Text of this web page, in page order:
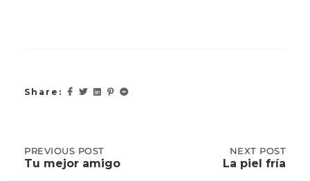
Share:
Post
PREVIOUS
POST:
PREVIOUS POST
Tu mejor amigo
NEXT POST
La piel fría